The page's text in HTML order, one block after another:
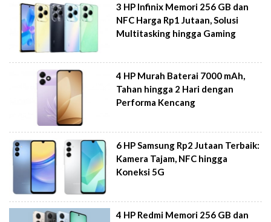
3 HP Infinix Memori 256 GB dan
NFC Harga Rp1 Jutaan, Solusi
Multitasking hingga Gaming
4 HP Murah Baterai 7000 mAh,
Tahan hingga 2 Hari dengan
Performa Kencang
6 HP Samsung Rp2 Jutaan Terbaik:
Kamera Tajam, NFC hingga
Koneksi 5G
4 HP Redmi Memori 256 GB dan